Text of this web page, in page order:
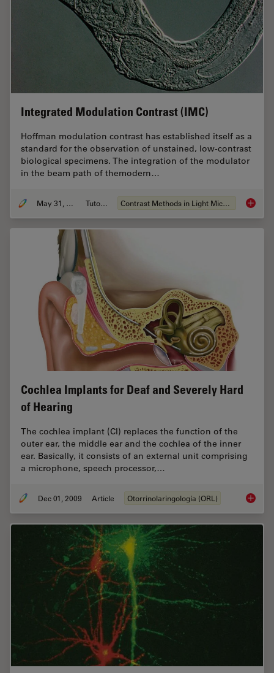
Integrated Modulation Contrast (IMC)
Hoffman modulation contrast has established itself as a
standard for the observation of unstained, low-contrast
biological specimens. The integration of the modulator
in the beam path of themodern…
May 31, 2011 Tutorial Contrast Methods in Light Microscopy
Cochlea Implants for Deaf and Severely Hard
of Hearing
The cochlea implant (CI) replaces the function of the
outer ear, the middle ear and the ­cochlea of the inner
ear. Basically, it consists of an external unit comprising
a microphone, speech processor,…
Dec 01, 2009 Article Otorrinolaringología (ORL)